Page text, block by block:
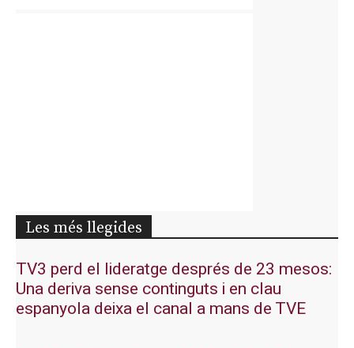
Les més llegides
TV3 perd el lideratge després de 23 mesos:
Una deriva sense continguts i en clau
espanyola deixa el canal a mans de TVE